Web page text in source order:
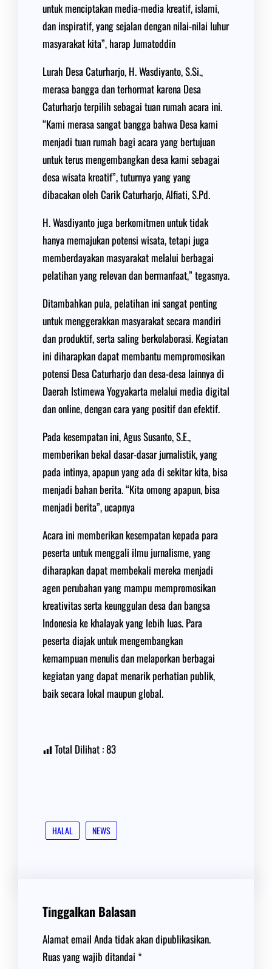
untuk menciptakan media-media kreatif, islami,
dan inspiratif, yang sejalan dengan nilai-nilai luhur
masyarakat kita”, harap Jumatoddin
Lurah Desa Caturharjo, H. Wasdiyanto, S.Si.,
merasa bangga dan terhormat karena Desa
Caturharjo terpilih sebagai tuan rumah acara ini.
“Kami merasa sangat bangga bahwa Desa kami
menjadi tuan rumah bagi acara yang bertujuan
untuk terus mengembangkan desa kami sebagai
desa wisata kreatif”, tuturnya yang yang
dibacakan oleh Carik Caturharjo, Alfiati, S.Pd.
H. Wasdiyanto juga berkomitmen untuk tidak
hanya memajukan potensi wisata, tetapi juga
memberdayakan masyarakat melalui berbagai
pelatihan yang relevan dan bermanfaat,” tegasnya.
Ditambahkan pula, pelatihan ini sangat penting
untuk menggerakkan masyarakat secara mandiri
dan produktif, serta saling berkolaborasi. Kegiatan
ini diharapkan dapat membantu mempromosikan
potensi Desa Caturharjo dan desa-desa lainnya di
Daerah Istimewa Yogyakarta melalui media digital
dan online, dengan cara yang positif dan efektif.
Pada kesempatan ini, Agus Susanto, S.E.,
memberikan bekal dasar-dasar jurnalistik, yang
pada intinya, apapun yang ada di sekitar kita, bisa
menjadi bahan berita. “Kita omong apapun, bisa
menjadi berita”, ucapnya
Acara ini memberikan kesempatan kepada para
peserta untuk menggali ilmu jurnalisme, yang
diharapkan dapat membekali mereka menjadi
agen perubahan yang mampu mempromosikan
kreativitas serta keunggulan desa dan bangsa
Indonesia ke khalayak yang lebih luas. Para
peserta diajak untuk mengembangkan
kemampuan menulis dan melaporkan berbagai
kegiatan yang dapat menarik perhatian publik,
baik secara lokal maupun global.
Total Dilihat :83
HALAL NEWS
Tinggalkan Balasan
Alamat email Anda tidak akan dipublikasikan.
Ruas yang wajib ditandai *